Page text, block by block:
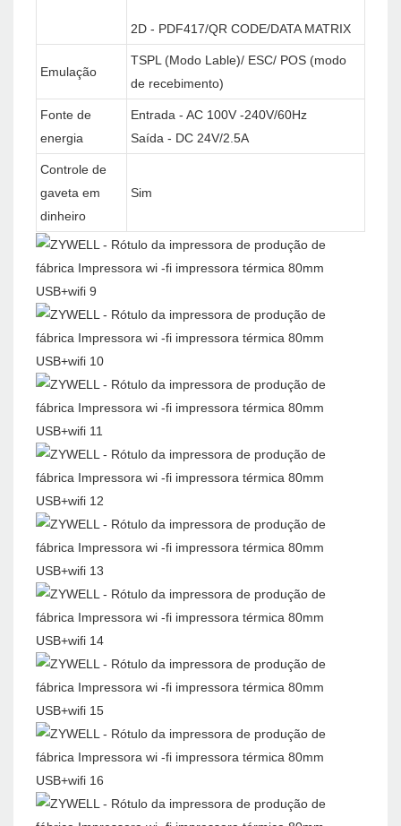
2D - PDF417/QR CODE/DATA MATRIX
Emulação
TSPL (Modo Lable)/ ESC/ POS (modo
de recebimento)
Fonte de
energia
Entrada - AC 100V -240V/60Hz
Saída - DC 24V/2.5A
Controle de
gaveta em
dinheiro
Sim